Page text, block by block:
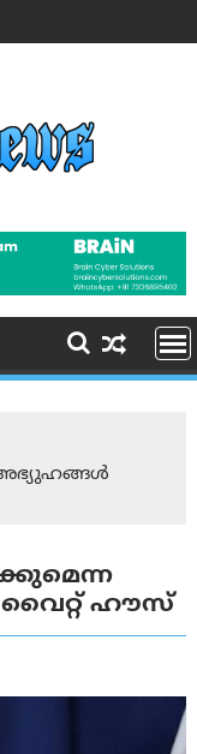
അഭ്യുഹങ്ങൾ
വൈറ്റ് ഹൗസ്